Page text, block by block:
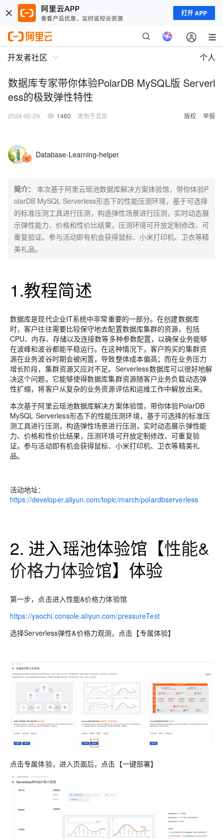
打开 APP
开发者社区 个人
数据库专家带你体验PolarDB MySQL版 Serverl
ess的极致弹性特性
2024-02-29 1460 发布于北京 版权 举报
Database-Learning-helper
简介：
本次基于阿里云瑶池数据库解决方案体验馆，带你体验P
olarDB MySQL Serverless形态下的性能压测环境，基于可选择
的标准压测工具进行压测，构造弹性场景进行压测，实时动态展
示弹性能力、价格和性价比结果，压测环境可开放定制修改、可
重复验证。参与活动即有机会获得鼠标、小米打印机、卫衣等精
美礼品。
1.教程简述
数据库是现代企业IT系统中非常重要的一部分。在创建数据库
时，客户往往需要比较保守地去配置数据库集群的资源，包括
CPU、内存、存储以及连接数等多种参数配置，以确保业务能够
在波峰和波谷都能平稳运行。在这种情况下，客户购买的集群资
源在业务波谷时期会被闲置，导致整体成本偏高；而在业务压力
增长阶段，集群资源又应对不足。Serverless数据库可以很好地解
决这个问题。它能够使得数据库集群资源随客户业务负载动态弹
性扩缩，将客户从复杂的业务资源评估和运维工作中解放出来。
本次基于阿里云瑶池数据库解决方案体验馆，带你体验PolarDB
MySQL Serverless形态下的性能压测环境，基于可选择的标准压
测工具进行压测，构造弹性场景进行压测，实时动态展示弹性能
力、价格和性价比结果，压测环境可开放定制修改、可重复验
证。参与活动即有机会获得鼠标、小米打印机、卫衣等精美礼
品。
活动地址：
https://developer.aliyun.com/topic/march/polardbserverless
2. 进入瑶池体验馆【性能&
价格力体验馆】体验
第一步，点击进入性能&价格力体验馆
https://yaochi.console.aliyun.com/pressureTest
选择Serverless弹性&价格力观测，点击【专属体验】
点击专属体验，进入页面后，点击【一键部署】